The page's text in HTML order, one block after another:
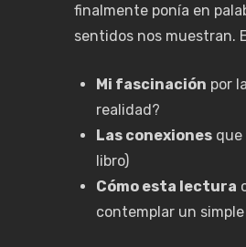
finalmente ponía en
sentidos nos muestran.
Mi fascinación por
realidad?
Las conexionesque
libro)
Cómo esta lectura
contemplar un